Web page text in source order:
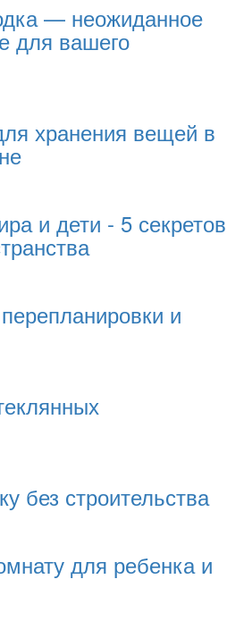
— неожиданное
для вашего
хранения вещей в
и дети - 5 секретов
и
без строительства
для ребенка и